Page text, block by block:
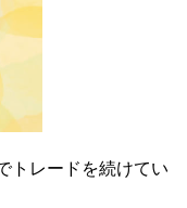
トレードを続けてい